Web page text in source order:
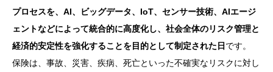
プロセスを、AI、ビッグデータ、IoT、センサー技術、AIエージ
ェントなどによって統合的に高度化し、社会全体のリスク管理と
経済的安定性を強化することを目的として制定された日 です。
保険は、事故、災害、疾病、死亡といった不確実なリスクに対し